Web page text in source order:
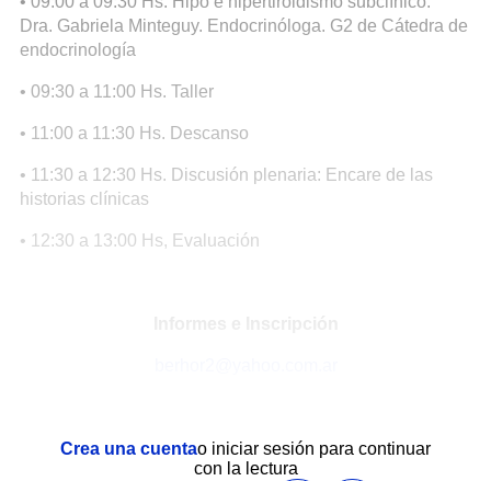
Dra. Gabriela Minteguy. Endocrinóloga. G2 de Cátedra de
endocrinología
• 09:30 a 11:00 Hs. Taller
• 11:00 a 11:30 Hs. Descanso
• 11:30 a 12:30 Hs. Discusión plenaria: Encare de las
historias clínicas
• 12:30 a 13:00 Hs, Evaluación
Crea una cuentao iniciar sesión para continuar
con la lectura